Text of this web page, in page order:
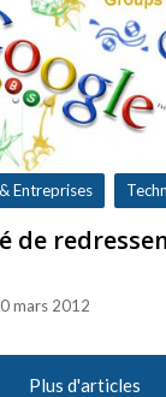
Entreprises
de
mars 2012
Plus d'articles